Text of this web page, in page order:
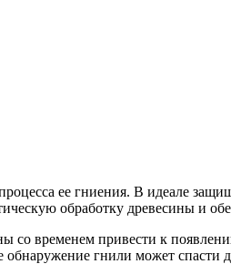
ее гниения. В идеале
обработку древесины и
со временем привести к
обнаружение гнили может спасти